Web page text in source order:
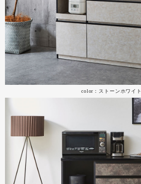
color：ストーンホワイト